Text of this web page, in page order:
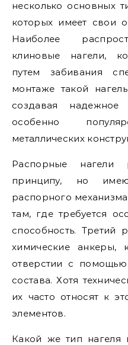
несколько основных
которых имеет свои
Наиболее
клиновые нагели,
путем забивания
монтаже такой
создавая
особенно
металлических
Распорные нагели
принципу, но
распорного
там, где требуется
способность. Третий
химические анкеры,
отверстии с помощью
состава. Хотя
их часто относят к
элементов.
Какой же тип нагеля